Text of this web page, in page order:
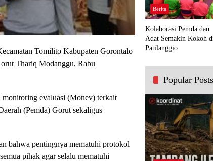
Tomilito Kabupaten Gorontalo
Thariq Modanggu, Rabu
evaluasi (Monev) terkait
(Pemda) Gorut sekaligus
bahwa pentingnya mematuhi protokol
pihak agar selalu mematuhi
Berita
Kolaborasi Pemda dan
Adat Semakin Kokoh
Patilanggio
Popular Posts